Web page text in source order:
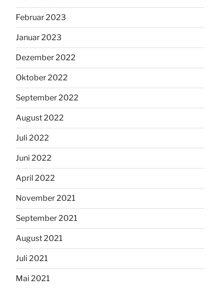
Februar 2023
Januar 2023
Dezember 2022
Oktober 2022
September 2022
August 2022
Juli 2022
Juni 2022
April 2022
November 2021
September 2021
August 2021
Juli 2021
Mai 2021